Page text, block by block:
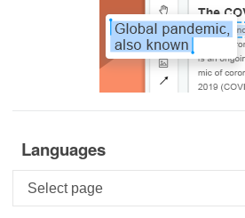
Languages
Languages